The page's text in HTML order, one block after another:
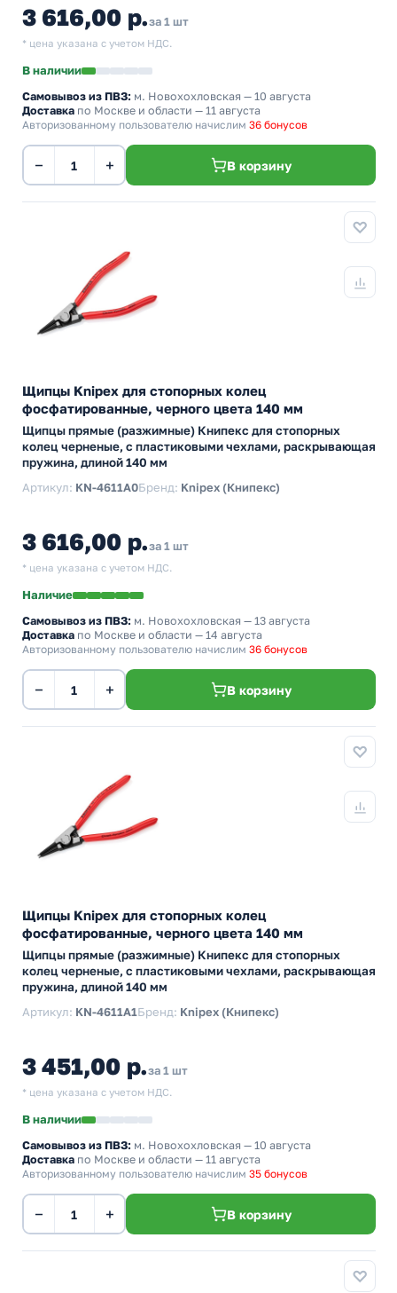
3 616,00 р.за 1 шт
* цена указана с учетом НДС.
В наличии
Самовывоз из ПВЗ: м. Новохохловская — 10 августа
Доставка по Москве и области — 11 августа
Авторизованному пользователю начислим 36 бонусов
− + В корзину
Щипцы Knipex для стопорных колец
фосфатированные, черного цвета 140 мм
Щипцы прямые (разжимные) Книпекс для стопорных
колец черненые, с пластиковыми чехлами, раскрывающая
пружина, длиной 140 мм
Артикул: KN-4611A0Бренд: Knipex (Книпекс)
3 616,00 р.за 1 шт
* цена указана с учетом НДС.
Наличие
Самовывоз из ПВЗ: м. Новохохловская — 13 августа
Доставка по Москве и области — 14 августа
Авторизованному пользователю начислим 36 бонусов
− + В корзину
Щипцы Knipex для стопорных колец
фосфатированные, черного цвета 140 мм
Щипцы прямые (разжимные) Книпекс для стопорных
колец черненые, с пластиковыми чехлами, раскрывающая
пружина, длиной 140 мм
Артикул: KN-4611A1Бренд: Knipex (Книпекс)
3 451,00 р.за 1 шт
* цена указана с учетом НДС.
В наличии
Самовывоз из ПВЗ: м. Новохохловская — 10 августа
Доставка по Москве и области — 11 августа
Авторизованному пользователю начислим 35 бонусов
− + В корзину